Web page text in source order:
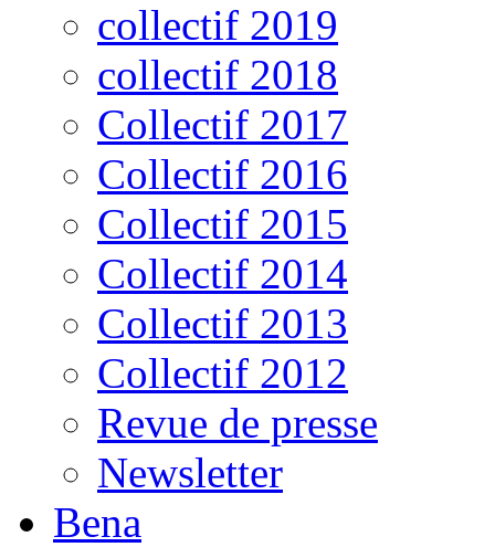
collectif 2019
collectif 2018
Collectif 2017
Collectif 2016
Collectif 2015
Collectif 2014
Collectif 2013
Collectif 2012
Revue de presse
Newsletter
Bena